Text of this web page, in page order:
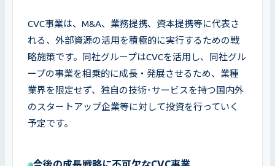
CVC事業は、M&A、業務提携、資本提携等に代表さ
れる、外部資源の活用を積極的に実行するための戦
略施策です。同社グループはCVCを活用し、同社グル
ープの事業を相乗的に成長・発展させるため、業種
業界を限定せず、独自の技術･サービスを持つ国内外
のスタートアップ企業等に対して投資を行っていく
予定です。